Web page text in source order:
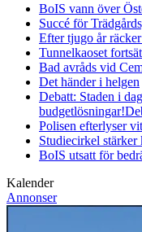
BoIS vann över
Succé för
Efter tjugo år
Tunnelkaoset
Bad avråds vid
Det händer i helgen
Debatt: Staden i
budgetlösningar!
Polisen efterlyser
Studiecirkel
BoIS utsatt för
Kalender
Annonser